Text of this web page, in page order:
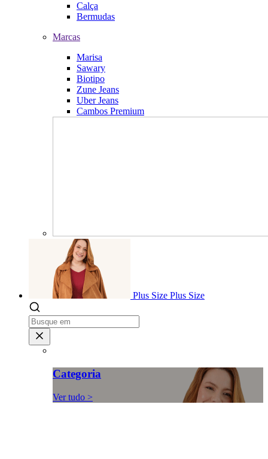
Calça
Bermudas
Marcas
Marisa
Sawary
Biotipo
Zune Jeans
Uber Jeans
Cambos Premium
Plus Size Plus Size
Categoria
Ver tudo >